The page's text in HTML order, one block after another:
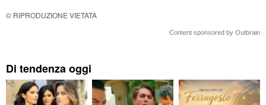
© RIPRODUZIONE VIETATA
Content sponsored by Outbrain
Di tendenza oggi